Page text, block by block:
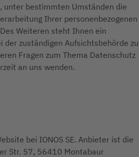
unter bestimmten Umständen die
Ihrer personenbezogenen
Weiteren steht Ihnen ein
der zuständigen Aufsichtsbehörde
Fragen zum Thema Datenschutz
an uns wenden.
bei IONOS SE. Anbieter ist die
Str. 57, 56410 Montabaur